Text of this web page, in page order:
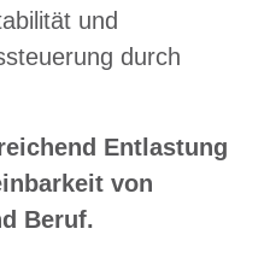
und
durch
Entlastung
von
Beruf.